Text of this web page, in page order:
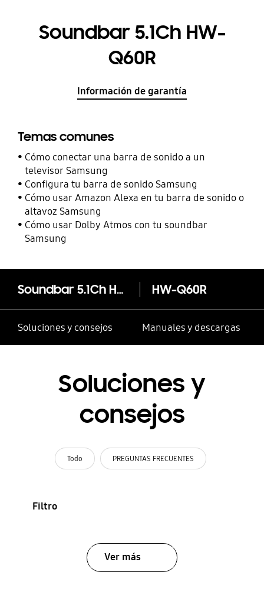
Soundbar 5.1Ch HW-
Q60R
Información de garantía
Temas comunes
Cómo conectar una barra de sonido a un
televisor Samsung
Configura tu barra de sonido Samsung
Cómo usar Amazon Alexa en tu barra de sonido o
altavoz Samsung
Cómo usar Dolby Atmos con tu soundbar
Samsung
Soundbar 5.1Ch HW-Q60R HW-Q60R
Soluciones y consejos Manuales y descargas
Soluciones y
consejos
Todo PREGUNTAS FRECUENTES
Filtro
Ver más